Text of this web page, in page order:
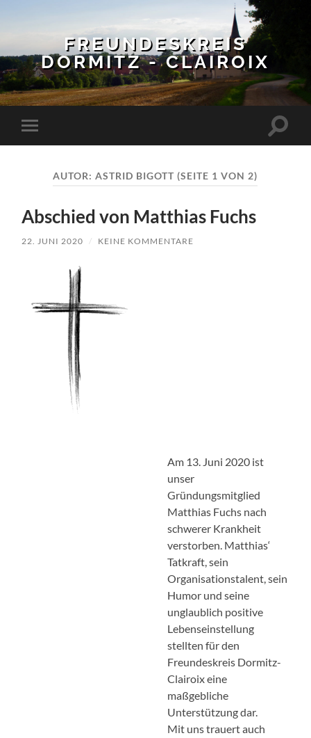
FREUNDESKREIS
DORMITZ - CLAIROIX
Mobile-
Menü
AUTOR:ASTRID BIGOTT (SEITE 1 VON 2)
Abschied von Matthias Fuchs
22. JUNI 2020 / KEINE KOMMENTARE
Am 13. Juni 2020 ist
unser
Gründungsmitglied
Matthias Fuchs nach
schwerer Krankheit
verstorben. Matthias‘
Tatkraft, sein
Organisationstalent, sein
Humor und seine
unglaublich positive
Lebenseinstellung
stellten für den
Freundeskreis Dormitz-
Clairoix eine
maßgebliche
Unterstützung dar.
Mit uns trauert auch